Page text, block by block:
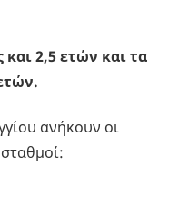
2,5 ετών και τα
ανήκουν οι